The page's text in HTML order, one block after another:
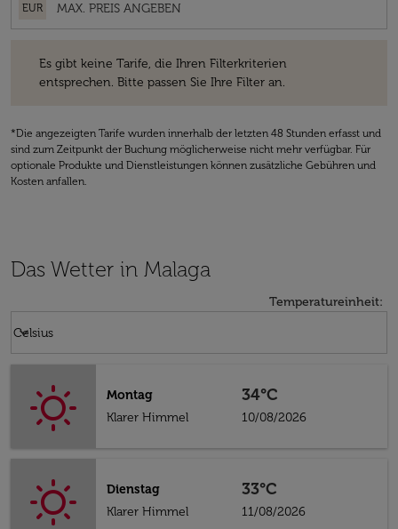
EUR
Es gibt keine Tarife, die Ihren Filterkriterien
entsprechen. Bitte passen Sie Ihre Filter an.
*Die angezeigten Tarife wurden innerhalb der letzten 48 Stunden erfasst und
sind zum Zeitpunkt der Buchung möglicherweise nicht mehr verfügbar. Für
optionale Produkte und Dienstleistungen können zusätzliche Gebühren und
Kosten anfallen.
Das Wetter in Malaga
Temperatureinheit:
Celsius
keyboard_arrow_down
Montag
Klarer Himmel
34°C
10/08/2026
Dienstag
Klarer Himmel
33°C
11/08/2026